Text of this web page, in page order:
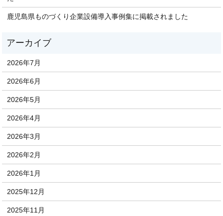
鹿児島県ものづくり企業設備導入事例集に掲載されました
2026年7月
2026年6月
2026年5月
2026年4月
2026年3月
2026年2月
2026年1月
2025年12月
2025年11月